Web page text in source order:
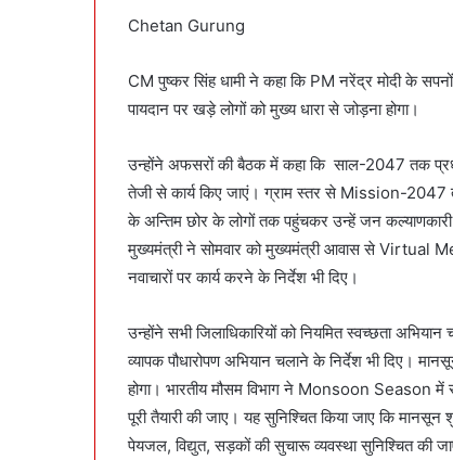
Chetan Gurung
CM पुष्कर सिंह धामी ने कहा कि PM नरेंद्र मोदी के
पायदान पर खड़े लोगों को मुख्य धारा से जोड़ना होगा।
उन्होंने अफसरों की बैठक में कहा कि साल-2047 तक
तेजी से कार्य किए जाएं। ग्राम स्तर से Mission-2047
के अन्तिम छोर के लोगों तक पहुंचकर उन्हें जन
मुख्यमंत्री ने सोमवार को मुख्यमंत्री आवास से Virtual
नवाचारों पर कार्य करने के निर्देश भी दिए।
उन्होंने सभी जिलाधिकारियों को नियमित स्वच्छता
व्यापक पौधारोपण अभियान चलाने के निर्देश भी दिए।
होगा। भारतीय मौसम विभाग ने Monsoon Season
पूरी तैयारी की जाए। यह सुनिश्चित किया जाए कि
पेयजल, विद्युत, सड़कों की सुचारू व्यवस्था सुनिश्चित की